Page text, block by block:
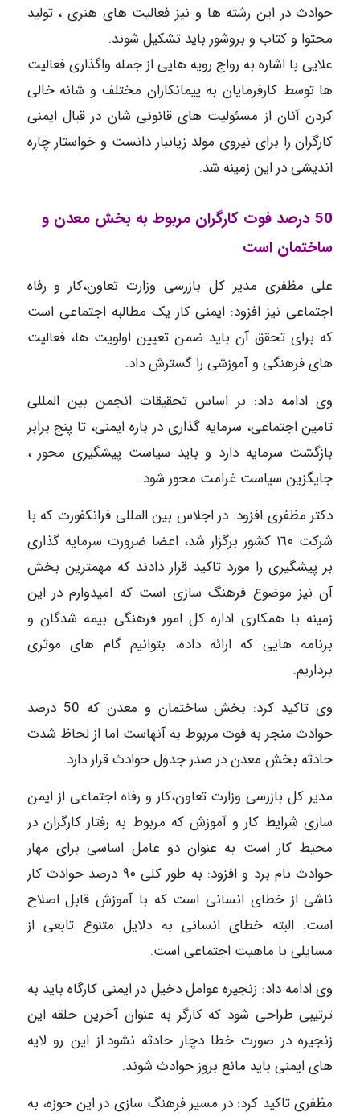
حوادث در این رشته ها و نیز فعالیت های هنری ، تولید
محتوا و کتاب و بروشور باید تشکیل شوند.
علایی با اشاره به رواج رویه هایی از جمله واگذاری فعالیت
ها توسط کارفرمایان به پیمانکاران مختلف و شانه خالی
کردن آنان از مسئولیت های قانونی شان در قبال ایمنی
کارگران را برای نیروی مولد زیانبار دانست و خواستار چاره
اندیشی در این زمینه شد.
50 درصد فوت کارگران مربوط به بخش معدن و
ساختمان است
علی مظفری مدیر کل بازرسی وزارت تعاون،کار و رفاه
اجتماعی نیز افزود: ایمنی کار یک مطالبه اجتماعی است
که برای تحقق آن باید ضمن تعیین اولویت ها، فعالیت
های فرهنگی و آموزشی را گسترش داد.
وی ادامه داد: بر اساس تحقیقات انجمن بین المللی
تامین اجتماعی، سرمایه گذاری در باره ایمنی، تا پنج برابر
بازگشت سرمایه دارد و باید سیاست پیشگیری محور ،
جایگزین سیاست غرامت محور شود.
دکتر مظفری افزود: در اجلاس بین المللی فرانکفورت که با
شرکت ١٦٠ کشور برگزار شد، اعضا ضرورت سرمایه گذاری
بر پیشگیری را مورد تاکید قرار دادند که مهمترین بخش
آن نیز موضوع فرهنگ سازی است که امیدوارم در این
زمینه با همکاری اداره کل امور فرهنگی بیمه شدگان و
برنامه هایی که ارائه داده، بتوانیم گام های موثری
برداریم.
وی تاکید کرد: بخش ساختمان و معدن که 50 درصد
حوادث منجر به فوت مربوط به آنهاست اما از لحاظ شدت
حادثه بخش معدن در صدر جدول حوادث قرار دارد.
مدیر کل بازرسی وزارت تعاون،کار و رفاه اجتماعی از ایمن
سازی شرایط کار و آموزش که مربوط به رفتار کارگران در
محیط کار است به عنوان دو عامل اساسی برای مهار
حوادث نام برد و افزود: به طور کلی ٩٠ درصد حوادث کار
ناشی از خطای انسانی است که با آموزش قابل اصلاح
است. البته خطای انسانی به دلایل متنوع تابعی از
مسایلی با ماهیت اجتماعی است.
وی ادامه داد: زنجیره عوامل دخیل در ایمنی کارگاه باید به
ترتیبی طراحی شود که کارگر به عنوان آخرین حلقه این
زنجیره در صورت خطا دچار حادثه نشود.از این رو لایه
های ایمنی باید مانع بروز حوادث شوند.
مظفری تاکید کرد: در مسیر فرهنگ سازی در این حوزه، به